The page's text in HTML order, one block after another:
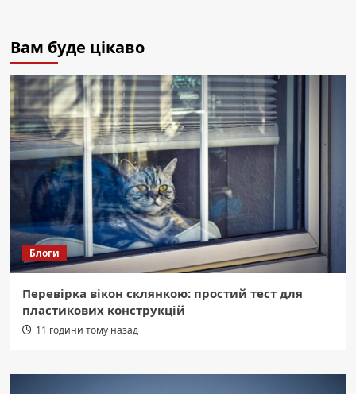
Вам буде цікаво
Блоги
Перевірка вікон склянкою: простий тест для
пластикових конструкцій
11 години тому назад